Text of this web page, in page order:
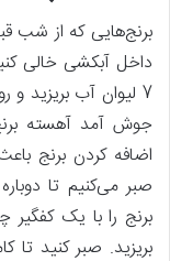
برنج‌هایی که از شب
7 لیوان آب بریزید
جوش آمد آهسته
اضافه کردن برنج
صبر می‌کنیم تا
برنج را با یک
بریزید. صبر کنید تا